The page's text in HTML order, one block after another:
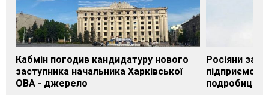
Кабмін погодив кандидатуру нового
заступника начальника Харківської
ОВА - джерело
Росіяни
подробиці